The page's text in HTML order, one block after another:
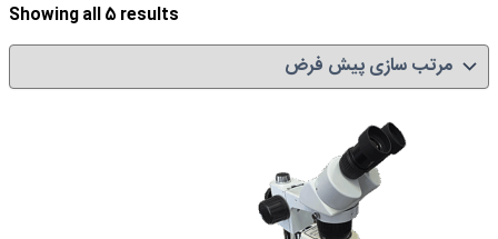
Showing all 5 results